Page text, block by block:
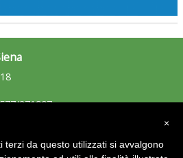
271907
×
terzi da questo utilizzati si avvalgono